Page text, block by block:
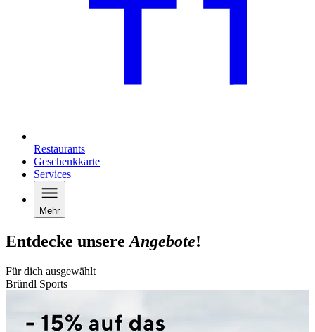
Restaurants
Geschenkkarte
Services
Mehr
Entdecke unsereAngebote!
Für dich ausgewählt
Bründl Sports